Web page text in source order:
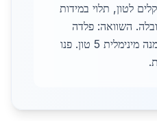
הוא 4500 שקלים לטון, תלוי במידות
השוואה: פלדה
רגילה 3500 שקלים. הזמנה מינימלית 5 טון. פנו